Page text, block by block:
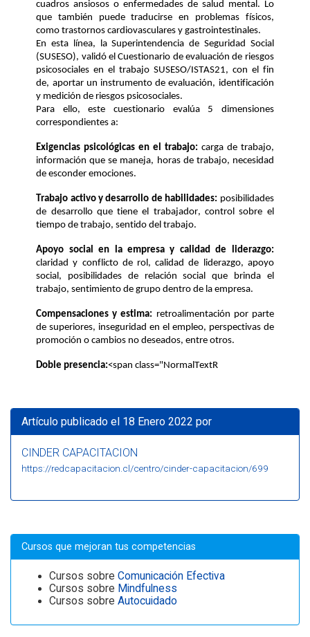
cuadros ansiosos o enfermedades de salud mental. Lo
que también puede traducirse en problemas físicos,
como trastornos cardiovasculares y gastrointestinales.
En esta línea, la Superintendencia de Seguridad Social
(SUSESO), validó el Cuestionario de evaluación de riesgos
psicosociales en el trabajo SUSESO/ISTAS21, con el fin
de, aportar un instrumento de evaluación, identificación
y medición de riesgos psicosociales.
Para ello, este cuestionario evalúa
5 dimensiones
correspondientes a:
Exigencias psicológicas en el trabajo: carga de trabajo,
información que se maneja, horas de trabajo, necesidad
de esconder emociones.
Trabajo activo y desarrollo de habilidades: posibilidades
de desarrollo que tiene el
trabajador, control sobre el
tiempo de trabajo, sentido del trabajo.
Apoyo social en la empresa y calidad de liderazgo:
claridad y conflicto de rol, calidad de liderazgo, apoyo
social, posibilidades de relación social que brinda el
trabajo, sentimiento de grupo dentro de la empresa.
Compensaciones y estima: retroalimentación por parte
de superiores, inseguridad en el empleo, perspectivas de
promoción o cambios no deseados, entre otros.
Doble presencia:<span class="NormalTextR
Artículo publicado el 18 Enero 2022 por
CINDER CAPACITACION
https://redcapacitacion.cl/centro/cinder-capacitacion/699
Cursos que mejoran tus competencias
Cursos sobre Comunicación Efectiva
Cursos sobre Mindfulness
Cursos sobre Autocuidado